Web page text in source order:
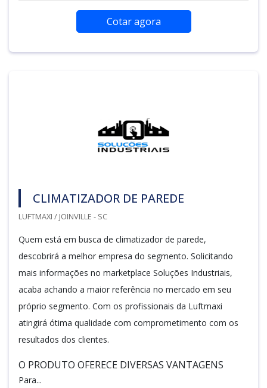
Cotar agora
CLIMATIZADOR DE PAREDE
LUFTMAXI / JOINVILLE - SC
Quem está em busca de climatizador de parede,
descobrirá a melhor empresa do segmento. Solicitando
mais informações no marketplace Soluções Industriais,
acaba achando a maior referência no mercado em seu
próprio segmento. Com os profissionais da Luftmaxi
atingirá ótima qualidade com comprometimento com os
resultados dos clientes.
O PRODUTO OFERECE DIVERSAS VANTAGENS
Para...